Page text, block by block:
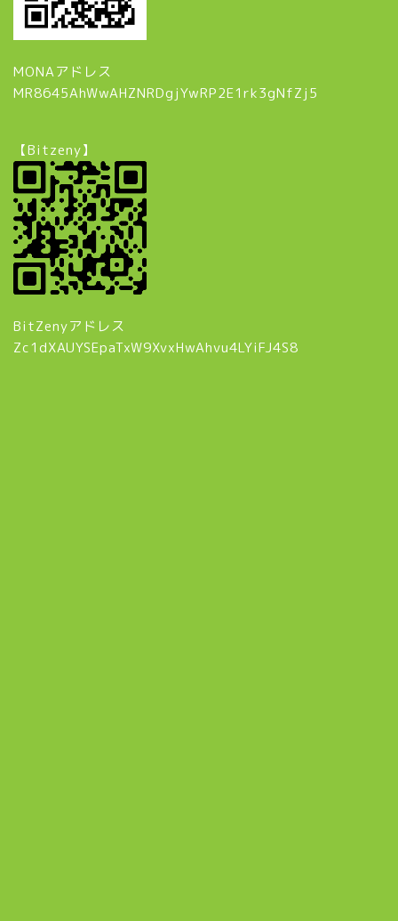
MONAアドレス
MR8645AhWwAHZNRDgjYwRP2E1rk3gNfZj5
【Bitzeny】
BitZenyアドレス
Zc1dXAUYSEpaTxW9XvxHwAhvu4LYiFJ4S8